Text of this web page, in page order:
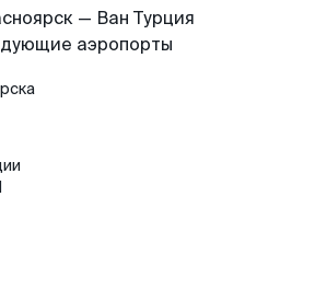
— Ван Турция
аэропорты